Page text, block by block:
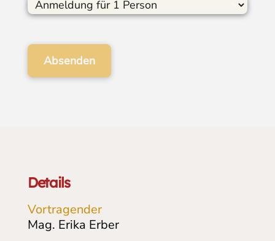
Details
Vortragender
Mag. Erika Erber